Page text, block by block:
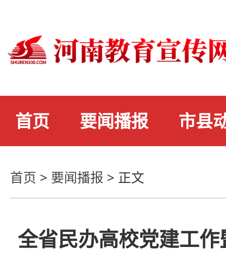
首页 要闻播报 市县
首页 > 要闻播报 > 正文
全省民办高校党建工